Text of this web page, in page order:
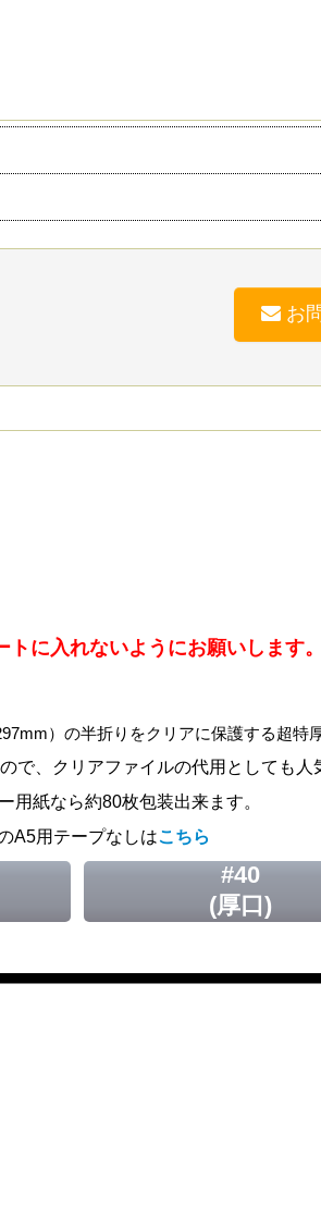
お
トに入れないようにお願いします
）の半折りをクリアに保護する超特
で、クリアファイルの代用としても人
用紙なら約80枚包装出来ます。
A5用テープなしはこちら
#40
(厚口)